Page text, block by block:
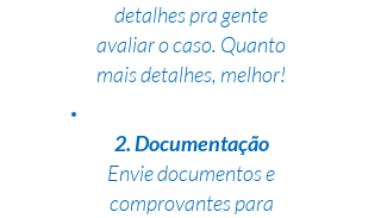
detalhes pra gente
avaliar o caso. Quanto
mais detalhes, melhor!
2. Documentação
Envie documentos e
comprovantes para